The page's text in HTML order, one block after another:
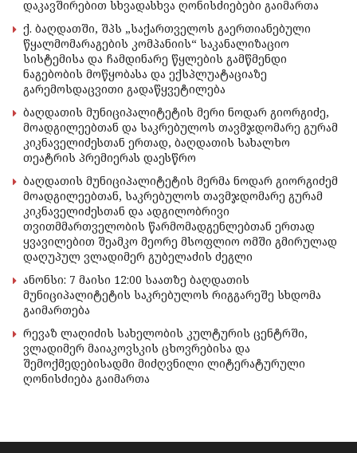
დაკავშირებით სხვადასხვა ღონისძიებები გაიმართა
ქ. ბაღდათში, შპს „საქართველოს გაერთიანებული
წყალმომარაგების კომპანიის“ საკანალიზაციო
სისტემისა და ჩამდინარე წყლების გამწმენდი
ნაგებობის მოწყობასა და ექსპლუატაციაზე
გარემოსდაცვითი გადაწყვეტილება
ბაღდათის მუნიციპალიტეტის მერი ნოდარ გიორგიძე,
მოადგილეებთან და საკრებულოს თავმჯდომარე გურამ
კიკნაველიძესთან ერთად, ბაღდათის სახალხო
თეატრის პრემიერას დაესწრო
ბაღდათის მუნიციპალიტეტის მერმა ნოდარ გიორგიძემ
მოადგილეებთან, საკრებულოს თავმჯდომარე გურამ
კიკნაველიძესთან და ადგილობრივი
თვითმმართველობის წარმომადგენლებთან ერთად
ყვავილებით შეამკო მეორე მსოფლიო ომში გმირულად
დაღუპულ ვლადიმერ გუბელაძის ძეგლი
ანონსი: 7 მაისი 12:00 საათზე ბაღდათის
მუნიციპალიტეტის საკრებულოს რიგგარეშე სხდომა
გაიმართება
რევაზ ლაღიძის სახელობის კულტურის ცენტრში,
ვლადიმერ მაიაკოვსკის ცხოვრებისა და
შემოქმედებისადმი მიძღვნილი ლიტერატურული
ღონისძიება გაიმართა